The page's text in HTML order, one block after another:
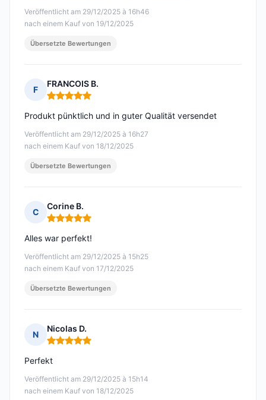
Veröffentlicht am 29/12/2025 à 16h46
nach einem Kauf von 19/12/2025
Übersetzte Bewertungen
F
FRANCOIS B.
Hinweis: 5 von 5
Veröffentlicht am 29/12/2025 à 16h27
nach einem Kauf von 18/12/2025
Produkt pünktlich und in guter Qualität versendet
Übersetzte Bewertungen
C
Corine B.
Hinweis: 5 von 5
Veröffentlicht am 29/12/2025 à 15h25
nach einem Kauf von 17/12/2025
Alles war perfekt!
Übersetzte Bewertungen
N
Nicolas D.
Hinweis: 5 von 5
Veröffentlicht am 29/12/2025 à 15h14
nach einem Kauf von 18/12/2025
Perfekt